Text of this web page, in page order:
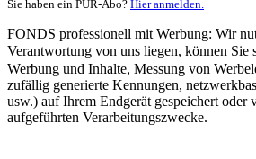
Sie haben ein PUR-Abo? Hier anmelden.
FONDS professionell mit Werbung: Wir
Verantwortung von uns liegen, können Sie
Werbung und Inhalte, Messung von
zufällig generierte Kennungen,
usw.) auf Ihrem Endgerät gespeichert oder
aufgeführten Verarbeitungszwecke.